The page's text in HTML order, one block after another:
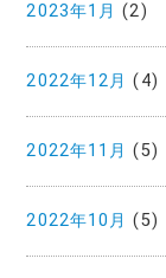
2023年1月 (2)
2022年12月 (4)
2022年11月 (5)
2022年10月 (5)